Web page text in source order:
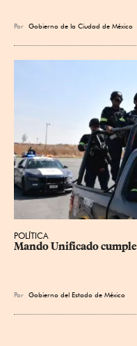
Por Gobierno de la Ciudad de México
POLÍTICA
Mando Unificado
Por Gobierno del Estado de México